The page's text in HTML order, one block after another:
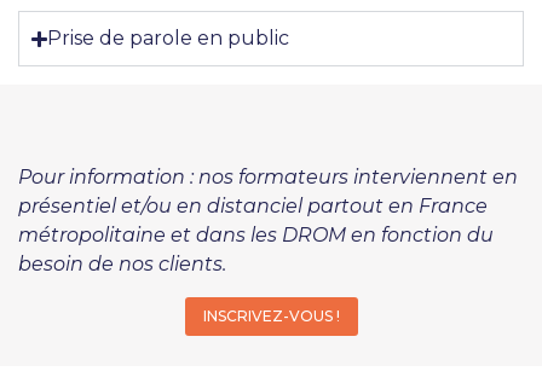
Prise de parole en public
Pour information : nos formateurs interviennent en
présentiel et/ou en distanciel partout en France
métropolitaine et dans les DROM en fonction du
besoin de nos clients.
INSCRIVEZ-VOUS !